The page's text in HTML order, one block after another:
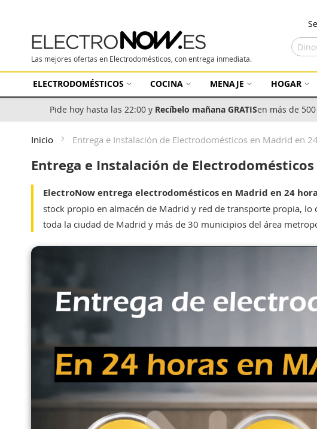
Las mejores ofertas en Electrodomésticos, con entrega inmediata.
ELECTRODOMÉSTICOS COCINA MENAJE HOGAR
Pide hoy hasta las 22:00 y Recíbelo mañana GRATISen más de
Inicio Entrega e Instalación de Electrodomésticos en Madrid en
Entrega e Instalación de
ElectroNow entrega electrodomésticos en Madrid en 24
stock propio en almacén de Madrid y red de transporte propia,
toda la ciudad de Madrid y más de 30 municipios del área